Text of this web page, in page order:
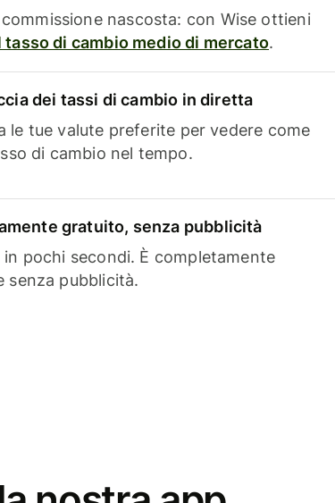
nascosta: con Wise ottieni
tasso di cambio medio di mercato.
dei tassi di cambio in diretta
le tue valute preferite per vedere come
di cambio nel tempo.
gratuito, senza pubblicità
in pochi secondi. È completamente
senza pubblicità.